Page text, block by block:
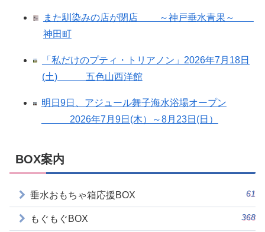
また馴染みの店が閉店 ～神戸垂水青果～
神田町
「私だけのプティ・トリアノン」2026年7月18日
(土) 五色山西洋館
明日9日、アジュール舞子海水浴場オープン
2026年7月9日(木）～8月23日(日）
BOX案内
垂水おもちゃ箱応援BOX 61
もぐもぐBOX 368